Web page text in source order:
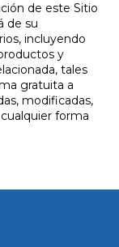
de este Sitio
de su
incluyendo
y
tales
gratuita a
modificadas,
forma